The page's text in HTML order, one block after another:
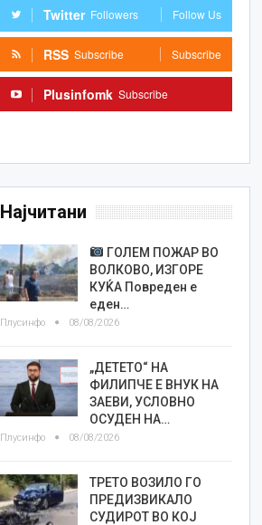
Twitter Followers Follow Us
RSS Subscribe Subscribe
Plusinfomk Subscribe
Најчитани
ГОЛЕМ ПОЖАР ВО
ВОЛКОВО, ИЗГОРЕ
КУЌА Повреден е
еден…
Плусинфо 08/08/2026
„ДЕТЕТО“ НА
ФИЛИПЧЕ Е ВНУК НА
ЗАЕВИ, УСЛОВНО
ОСУДЕН НА…
Плусинфо 08/08/2026
ТРЕТО ВОЗИЛО ГО
ПРЕДИЗВИКАЛО
СУДИРОТ ВО КОЈ